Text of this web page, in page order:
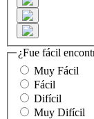
¿Fue fácil
Muy Fácil
Fácil
Difícil
Muy Difícil